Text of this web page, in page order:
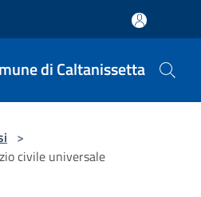
di Caltanissetta
>
civile universale